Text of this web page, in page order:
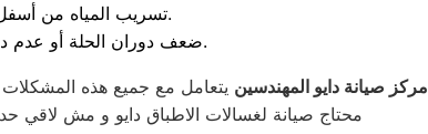
تسريب المياه من أسفل الجهاز.
ضعف دوران الحلة أو عدم دورانها إطلاقًا.
مركز صيانة دايو المهندسين
محتاج صيانة لغسالات الاطباق دايو و مش لاقي